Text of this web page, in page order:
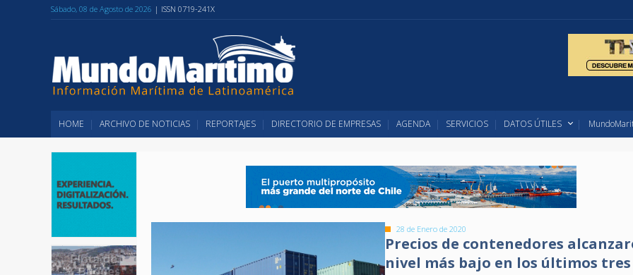
Sábado, 08 de Agosto de 2026 | ISSN 0719-241X
HOME ARCHIVO DE NOTICIAS REPORTAJES DIRECTORIO DE EMPRESAS AGENDA SERVICIOS DATOS ÚTILES
28 de Enero de 2020
Precios de contenedores
nivel más bajo en los últimos tres